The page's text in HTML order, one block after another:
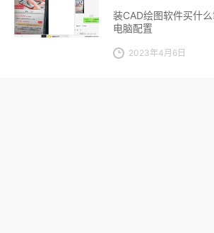
装CAD绘图软件买什
电脑配置
2023年4月6日